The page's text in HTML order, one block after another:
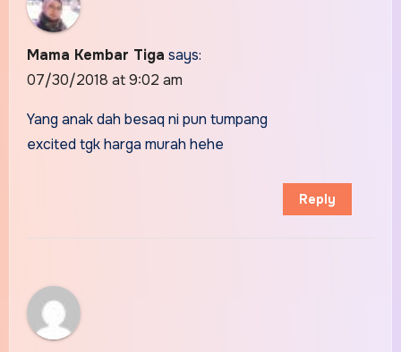
Mama Kembar Tiga says:
07/30/2018 at 9:02 am
Yang anak dah besaq ni pun tumpang
excited tgk harga murah hehe
Reply